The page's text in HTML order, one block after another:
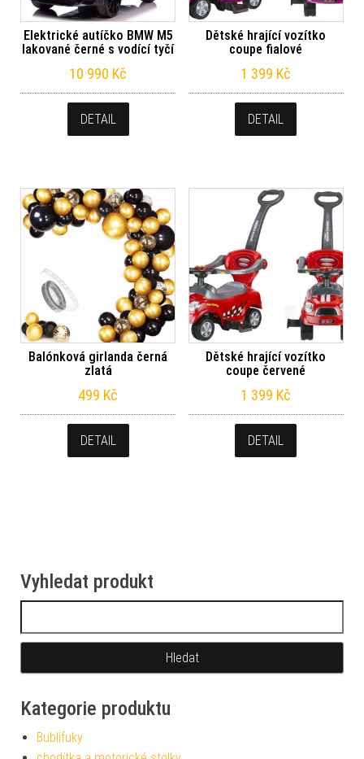
Elektrické autíčko BMW M5
lakované černé s vodící tyčí
10 990 Kč
DETAIL
Dětské hrající vozítko
coupe fialové
1 399 Kč
DETAIL
Balónková girlanda černá
zlatá
499 Kč
DETAIL
Dětské hrající vozítko
coupe červené
1 399 Kč
DETAIL
Vyhledat produkt
Kategorie produktu
Bublifuky